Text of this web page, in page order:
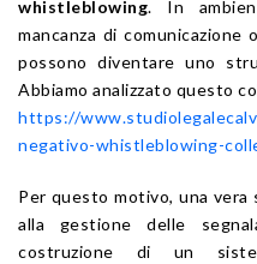
whistleblowing. In
mancanza di comunicazione
possono diventare uno
Abbiamo analizzato questo
https://
negativo-whistleblowing-
Per questo motivo, una
alla gestione delle
costruzione di un